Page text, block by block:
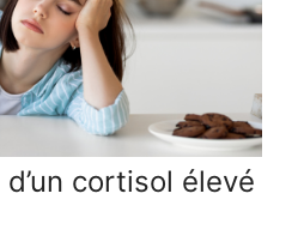
cortisol élevé